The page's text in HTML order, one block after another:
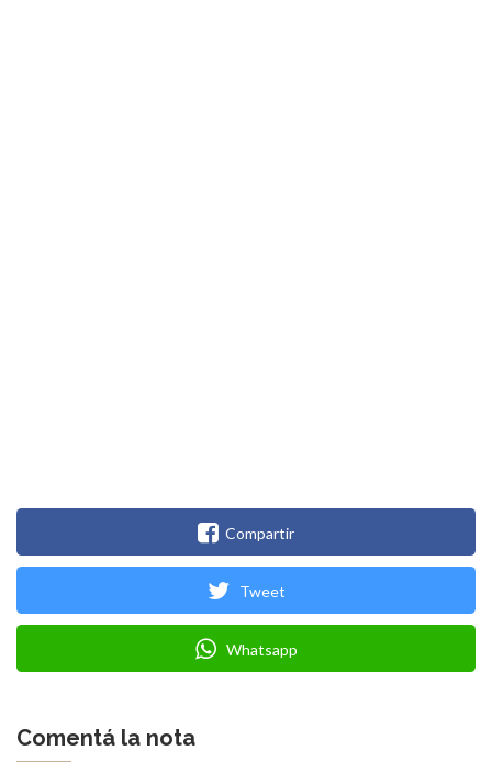
Compartir
Tweet
Whatsapp
Comentá la nota